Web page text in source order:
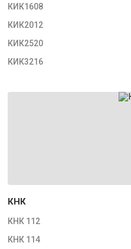
КИК1608
КИК2012
КИК2520
КИК3216
КНК
КНК 112
КНК 114